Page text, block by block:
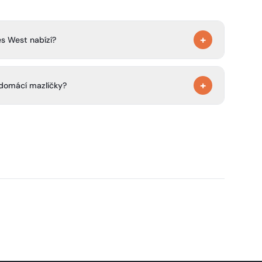
West nabízí? +
mazlíčky? +